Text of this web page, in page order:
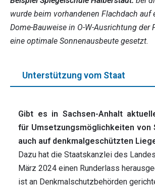
wurde beim vorhandenen Flachdach auf
Dome-Bauweise in O-W-Ausrichtung der
eine optimale Sonnenausbeute gesetzt.
Unterstützung vom Staat
Gibt es in Sachsen-Anhalt
für Umsetzungsmöglichkeiten von
auch auf denkmalgeschützten
Dazu hat die Staatskanzlei des
März 2024 einen Runderlass
ist an Denkmalschutzbehörden